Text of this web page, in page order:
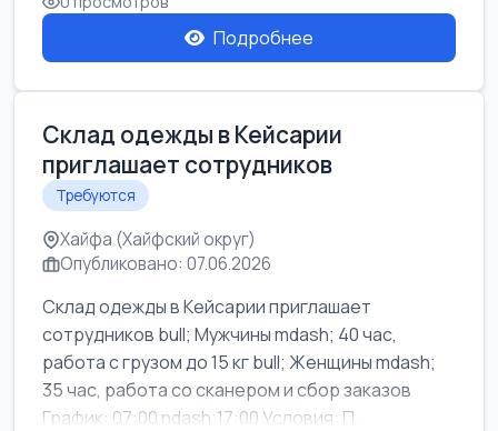
Подробнее
Склад одежды в Кейсарии
приглашает сотрудников
Требуются
Хайфа (Хайфский округ)
Опубликовано: 07.06.2026
Склад одежды в Кейсарии приглашает
сотрудников bull; Мужчины mdash; 40 час,
работа с грузом до 15 кг bull; Женщины mdash;
35 час, работа со сканером и сбор заказов
График: 07:00 ndash;17:00 Условия: П...